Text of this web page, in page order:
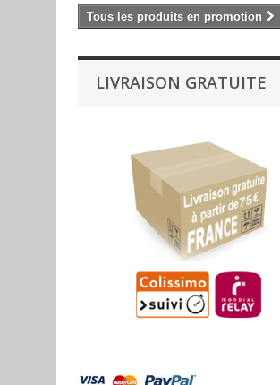
Tous les produits en promotion
LIVRAISON GRATUITE